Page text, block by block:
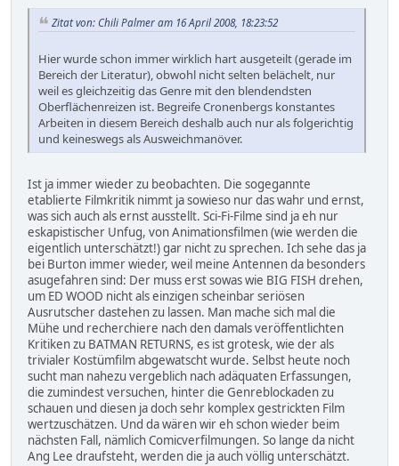
Zitat von: Chili Palmer am 16 April 2008, 18:23:52
Hier wurde schon immer wirklich hart ausgeteilt (gerade im
Bereich der Literatur), obwohl nicht selten belächelt, nur
weil es gleichzeitig das Genre mit den blendendsten
Oberflächenreizen ist. Begreife Cronenbergs konstantes
Arbeiten in diesem Bereich deshalb auch nur als folgerichtig
und keineswegs als Ausweichmanöver.
Ist ja immer wieder zu beobachten. Die sogegannte
etablierte Filmkritik nimmt ja sowieso nur das wahr und ernst,
was sich auch als ernst ausstellt. Sci-Fi-Filme sind ja eh nur
eskapistischer Unfug, von Animationsfilmen (wie werden die
eigentlich unterschätzt!) gar nicht zu sprechen. Ich sehe das ja
bei Burton immer wieder, weil meine Antennen da besonders
asugefahren sind: Der muss erst sowas wie BIG FISH drehen,
um ED WOOD nicht als einzigen scheinbar seriösen
Ausrutscher dastehen zu lassen. Man mache sich mal die
Mühe und recherchiere nach den damals veröffentlichten
Kritiken zu BATMAN RETURNS, es ist grotesk, wie der als
trivialer Kostümfilm abgewatscht wurde. Selbst heute noch
sucht man nahezu vergeblich nach adäquaten Erfassungen,
die zumindest versuchen, hinter die Genreblockaden zu
schauen und diesen ja doch sehr komplex gestrickten Film
wertzuschätzen. Und da wären wir eh schon wieder beim
nächsten Fall, nämlich Comicverfilmungen. So lange da nicht
Ang Lee draufsteht, werden die ja auch völlig unterschätzt.